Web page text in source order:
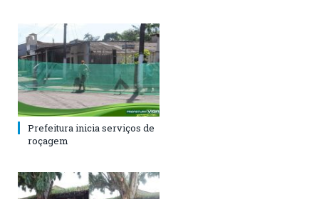
Prefeitura inicia serviços de
roçagem